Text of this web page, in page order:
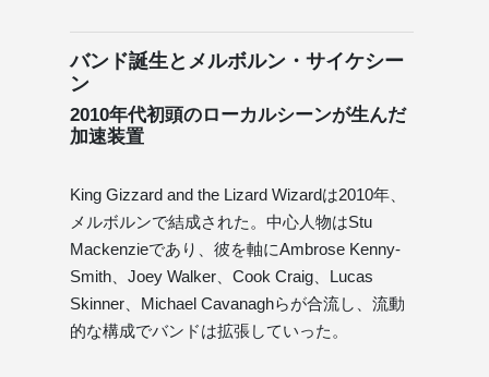
バンド誕生とメルボルン・サイケシー
ン
2010年代初頭のローカルシーンが生んだ
加速装置
King Gizzard and the Lizard Wizardは2010年、
メルボルンで結成された。中心人物はStu
Mackenzieであり、彼を軸にAmbrose Kenny-
Smith、Joey Walker、Cook Craig、Lucas
Skinner、Michael Cavanaghらが合流し、流動
的な構成でバンドは拡張していった。